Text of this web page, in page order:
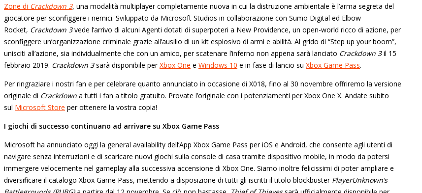
Zone di Crackdown 3, una modalità multiplayer completamente nuova in cui la distruzione ambientale è l’arma segreta del
giocatore per sconfiggere i nemici. Sviluppato da Microsoft Studios in collaborazione con Sumo Digital ed Elbow
Rocket, Crackdown 3vede l’arrivo di alcuni Agenti dotati di superpoteri a New Providence, un open-world ricco di azione, per
sconfiggere un’organizzazione criminale grazie all’ausilio di un kit esplosivo di armi e abilità. Al grido di “Step up your boom”,
unisciti all’azione, sia individualmente che con un amico, per scatenare l’inferno non appena sarà lanciato Crackdown 3il 15
febbraio 2019. Crackdown 3sarà disponibile perXbox One e Windows 10 e in fase di lancio su Xbox Game Pass.
Per ringraziare i nostri fan e per celebrare quanto annunciato in occasione di X018, fino al 30 novembre offriremo la versione
originale di Crackdown a tutti i fan a titolo gratuito. Provate l’originale con i potenziamenti per Xbox One X. Andate subito
sul Microsoft Store per ottenere la vostra copia!
I giochi di successo continuano ad arrivare su Xbox Game Pass
Microsoft ha annunciato oggi la general availability dell’App Xbox Game Pass per iOS e Android, che consente agli utenti di
navigare senza interruzioni e di scaricare nuovi giochi sulla console di casa tramite dispositivo mobile, in modo da potersi
immergere velocemente nel gameplay alla successiva accensione di Xbox One. Siamo inoltre felicissimi di poter ampliare e
diversificare il catalogo Xbox Game Pass, mettendo a disposizione di tutti gli iscritti il titolo blockbuster PlayerUnknown’s